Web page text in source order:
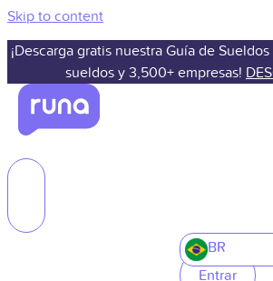
Skip to content
¡Descarga gratis nuestra Guía de
sueldos y 3,500+ empresas!
BR
Entrar